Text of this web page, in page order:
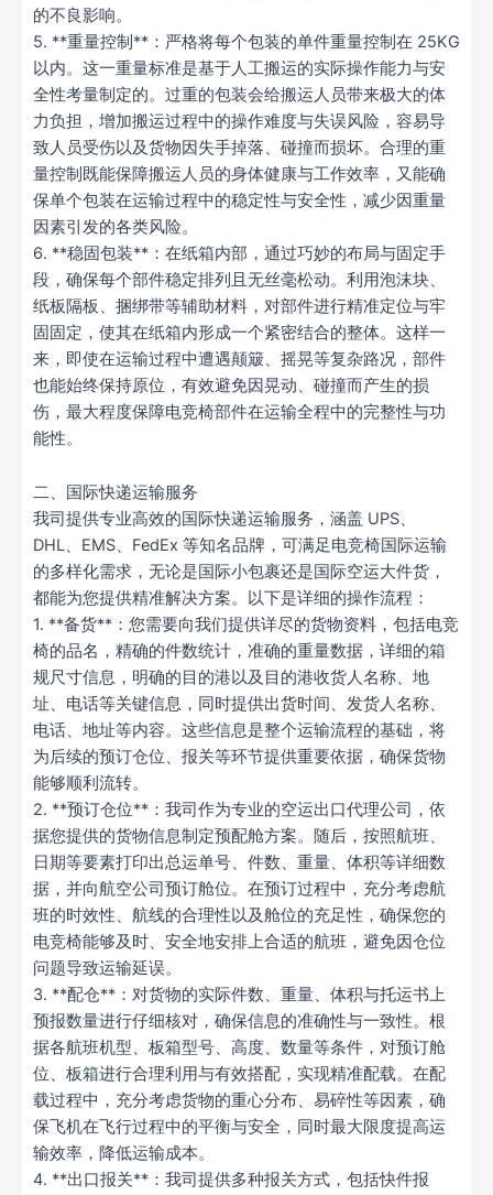
的不良影响。
5. **重量控制**：严格将每个包装的单件重量控制在 25KG
以内。这一重量标准是基于人工搬运的实际操作能力与安
全性考量制定的。过重的包装会给搬运人员带来极大的体
力负担，增加搬运过程中的操作难度与失误风险，容易导
致人员受伤以及货物因失手掉落、碰撞而损坏。合理的重
量控制既能保障搬运人员的身体健康与工作效率，又能确
保单个包装在运输过程中的稳定性与安全性，减少因重量
因素引发的各类风险。
6. **稳固包装**：在纸箱内部，通过巧妙的布局与固定手
段，确保每个部件稳定排列且无丝毫松动。利用泡沫块、
纸板隔板、捆绑带等辅助材料，对部件进行精准定位与牢
固固定，使其在纸箱内形成一个紧密结合的整体。这样一
来，即使在运输过程中遭遇颠簸、摇晃等复杂路况，部件
也能始终保持原位，有效避免因晃动、碰撞而产生的损
伤，最大程度保障电竞椅部件在运输全程中的完整性与功
能性。
二、国际快递运输服务
我司提供专业高效的国际快递运输服务，涵盖 UPS、
DHL、EMS、FedEx 等知名品牌，可满足电竞椅国际运输
的多样化需求，无论是国际小包裹还是国际空运大件货，
都能为您提供精准解决方案。以下是详细的操作流程：
1. **备货**：您需要向我们提供详尽的货物资料，包括电竞
椅的品名，精确的件数统计，准确的重量数据，详细的箱
规尺寸信息，明确的目的港以及目的港收货人名称、地
址、电话等关键信息，同时提供出货时间、发货人名称、
电话、地址等内容。这些信息是整个运输流程的基础，将
为后续的预订仓位、报关等环节提供重要依据，确保货物
能够顺利流转。
2. **预订仓位**：我司作为专业的空运出口代理公司，依
据您提供的货物信息制定预配舱方案。随后，按照航班、
日期等要素打印出总运单号、件数、重量、体积等详细数
据，并向航空公司预订舱位。在预订过程中，充分考虑航
班的时效性、航线的合理性以及舱位的充足性，确保您的
电竞椅能够及时、安全地安排上合适的航班，避免因仓位
问题导致运输延误。
3. **配仓**：对货物的实际件数、重量、体积与托运书上
预报数量进行仔细核对，确保信息的准确性与一致性。根
据各航班机型、板箱型号、高度、数量等条件，对预订舱
位、板箱进行合理利用与有效搭配，实现精准配载。在配
载过程中，充分考虑货物的重心分布、易碎性等因素，确
保飞机在飞行过程中的平衡与安全，同时最大限度提高运
输效率，降低运输成本。
4. **出口报关**：我司提供多种报关方式，包括快件报